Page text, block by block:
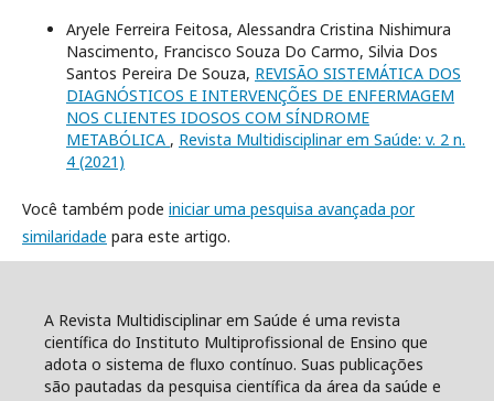
Aryele Ferreira Feitosa, Alessandra Cristina Nishimura
Nascimento, Francisco Souza Do Carmo, Silvia Dos
Santos Pereira De Souza, REVISÃO SISTEMÁTICA DOS
DIAGNÓSTICOS E INTERVENÇÕES DE ENFERMAGEM
NOS CLIENTES IDOSOS COM SÍNDROME
METABÓLICA , Revista Multidisciplinar em Saúde: v. 2 n.
4 (2021)
Você também pode iniciar uma pesquisa avançada por
similaridade para este artigo.
A Revista Multidisciplinar em Saúde é uma revista
científica do Instituto Multiprofissional de Ensino que
adota o sistema de fluxo contínuo. Suas publicações
são pautadas da pesquisa científica da área da saúde e